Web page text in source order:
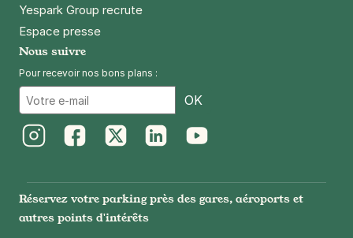
Lille - Saint-Maurice Pellevoisin -
4,5
1,50 € /heure 45 €/semaine
Réserver
+ Abonnements disponibles
Vieux Lille - rue de Thionville
Yespark Group recrute
Espace presse
Nous suivre
Pour recevoir nos bons plans :
OK
Réservez votre parking près des gares, aéroports et
autres points d'intérêts